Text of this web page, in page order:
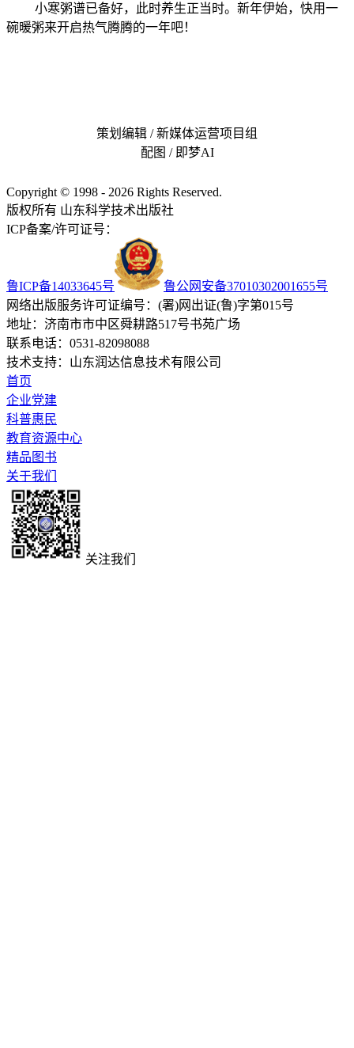
小寒粥谱已备好，此时养生正当时。新年伊始，快用一
碗暖粥来开启热气腾腾的一年吧！
策划编辑 / 新媒体运营项目组
配图 / 即梦AI
Copyright © 1998 - 2026 Rights Reserved.
版权所有 山东科学技术出版社
ICP备案/许可证号：
鲁ICP备14033645号
鲁公网安备37010302001655号
网络出版服务许可证编号：(署)网出证(鲁)字第015号
地址：济南市市中区舜耕路517号书苑广场
联系电话：0531-82098088
技术支持：山东润达信息技术有限公司
首页
企业党建
科普惠民
教育资源中心
精品图书
关于我们
关注我们